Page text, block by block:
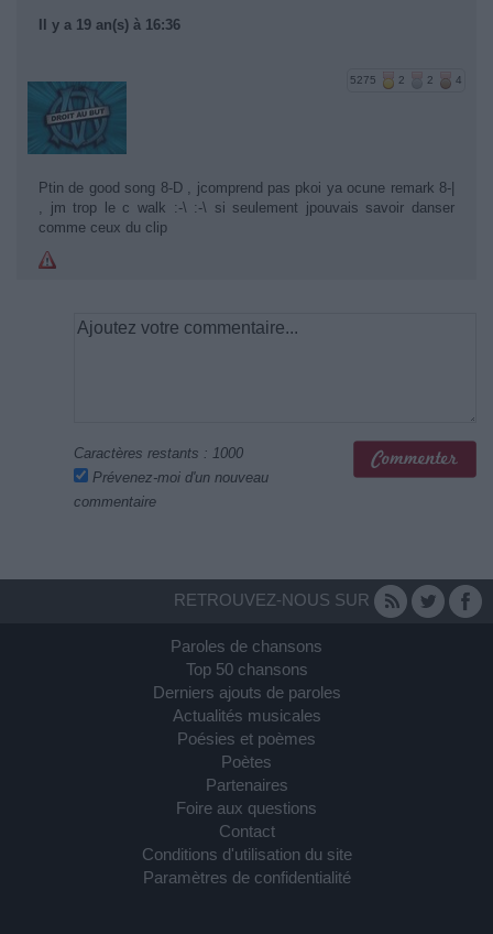
Il y a 19 an(s) à 16:36
5275 2 2 4
Ptin de good song 8-D , jcomprend pas pkoi ya ocune remark 8-|
, jm trop le c walk :-\ :-\ si seulement jpouvais savoir danser
comme ceux du clip
Caractères restants : 1000
Prévenez-moi d'un nouveau
commentaire
RETROUVEZ-NOUS SUR
Paroles de chansons
Top 50 chansons
Derniers ajouts de paroles
Actualités musicales
Poésies et poèmes
Poètes
Partenaires
Foire aux questions
Contact
Conditions d'utilisation du site
Paramètres de confidentialité